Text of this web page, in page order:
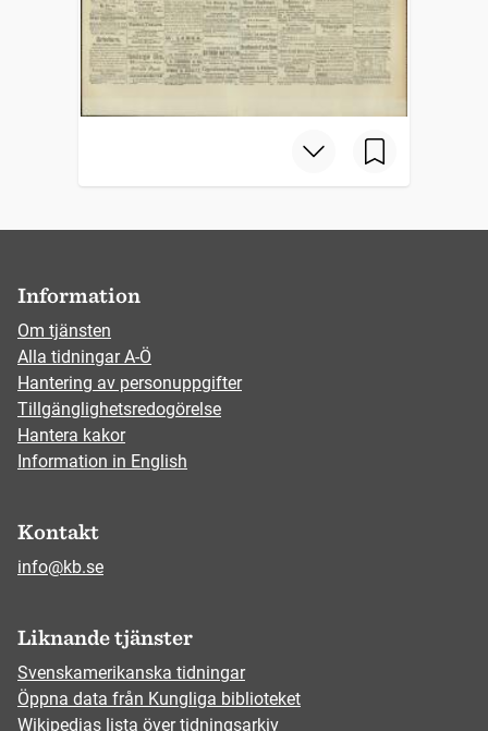
Information
Om tjänsten
Alla tidningar A-Ö
Hantering av personuppgifter
Tillgänglighetsredogörelse
Hantera kakor
Information in English
Kontakt
info@kb.se
Liknande tjänster
Svenskamerikanska tidningar
Öppna data från Kungliga biblioteket
Wikipedias lista över tidningsarkiv